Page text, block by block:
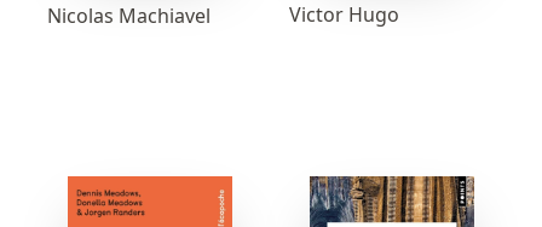
Nicolas Machiavel Victor Hugo